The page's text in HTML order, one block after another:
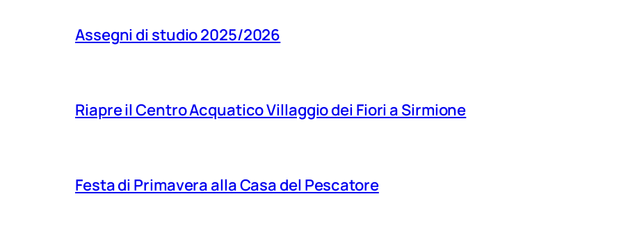
Assegni di studio 2025/2026
Riapre il Centro Acquatico Villaggio dei Fiori a Sirmione
Festa di Primavera alla Casa del Pescatore